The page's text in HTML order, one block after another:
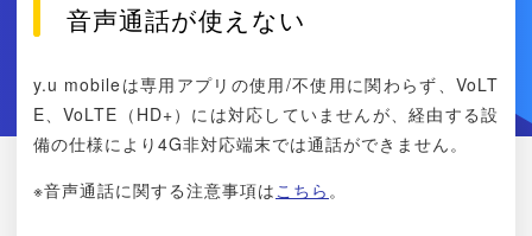
音声通話が使えない
y.u mobileは専用アプリの使用/不使用に関わらず、VoLT
E、VoLTE（HD+）には対応していませんが、経由する設
備の仕様により4G非対応端末では通話ができません。
※音声通話に関する注意事項はこちら 。